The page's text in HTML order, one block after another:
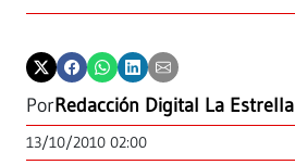
PorRedacción Digital La Estrella
13/10/2010 02:00